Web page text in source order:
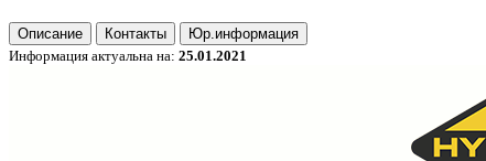
Описание Контакты
Юр.информация
Информация актуальна на: 25.01.2021